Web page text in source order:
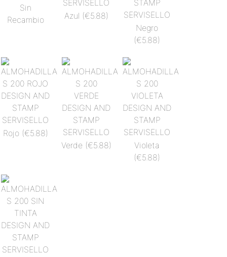
Sin
Recambio
Azul (€5.88)
Negro
(€5.88)
Rojo (€5.88)
Verde (€5.88)
Violeta
(€5.88)